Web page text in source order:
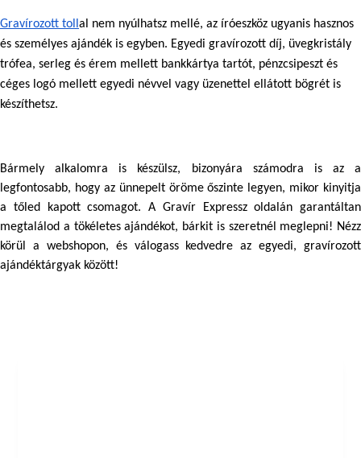
Gravírozott tollal nem nyúlhatsz mellé, az íróeszköz ugyanis hasznos
és személyes ajándék is egyben. Egyedi gravírozott díj, üvegkristály
trófea, serleg és érem mellett bankkártya tartót, pénzcsipeszt és
céges logó mellett egyedi névvel vagy üzenettel ellátott bögrét is
készíthetsz.
Bármely alkalomra is készülsz, bizonyára számodra is az a
legfontosabb, hogy az ünnepelt öröme őszinte legyen, mikor kinyitja
a tőled kapott csomagot. A Gravír Expressz oldalán garantáltan
megtalálod a tökéletes ajándékot, bárkit is szeretnél meglepni! Nézz
körül a webshopon, és válogass kedvedre az egyedi, gravírozott
ajándéktárgyak között!